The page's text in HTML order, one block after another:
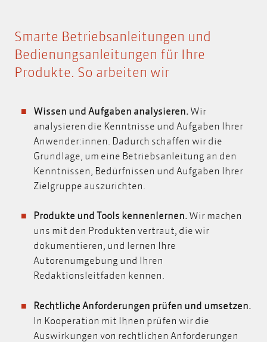
Smarte Betriebsanleitungen und
Bedienungsanleitungen für Ihre
Produkte. So arbeiten wir
Wissen und Aufgaben analysieren.Wir
analysieren die Kenntnisse und Aufgaben Ihrer
Anwender:innen. Dadurch schaffen wir die
Grundlage, um eine Betriebsanleitung an den
Kenntnissen, Bedürfnissen und Aufgaben Ihrer
Zielgruppe auszurichten.
Produkte und Tools kennenlernen.Wir machen
uns mit den Produkten vertraut, die wir
dokumentieren, und lernen Ihre
Autorenumgebung und Ihren
Redaktionsleitfaden kennen.
Rechtliche Anforderungen prüfen und umsetzen.
In Kooperation mit Ihnen prüfen wir die
Auswirkungen von rechtlichen Anforderungen